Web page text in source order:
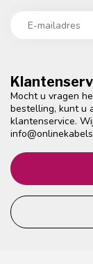
Mocht u vragen
bestelling, kunt u
klantenservice.